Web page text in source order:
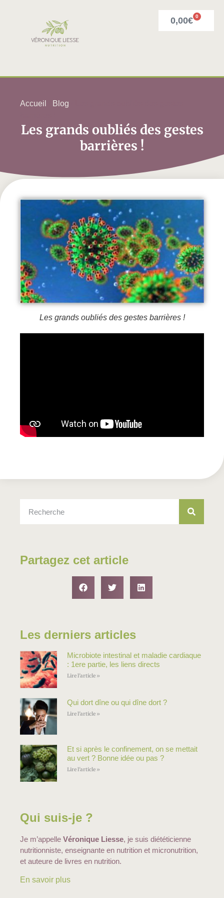
0,00€ 0
Accueil Blog
Les grands oubliés des gestes
barrières !
Les grands oubliés des gestes barrières !
Partagez cet article
Les derniers articles
Microbiote intestinal et maladie cardiaque
: 1ere partie, les liens directs
Lire l'article »
Qui dort dîne ou qui dîne dort ?
Lire l'article »
Et si après le confinement, on se mettait
au vert ? Bonne idée ou pas ?
Lire l'article »
Qui suis-je ?
Je m’appelle Véronique Liesse, je suis diététicienne
nutritionniste, enseignante en nutrition et micronutrition,
et auteure de livres en nutrition.
En savoir plus